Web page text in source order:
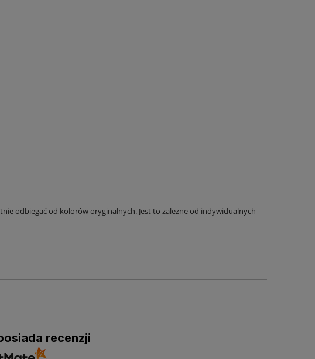
odbiegać od kolorów oryginalnych. Jest to zależne od indywidualnych
recenzji